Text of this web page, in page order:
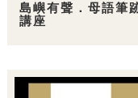
島嶼有聲．母語筆
講座